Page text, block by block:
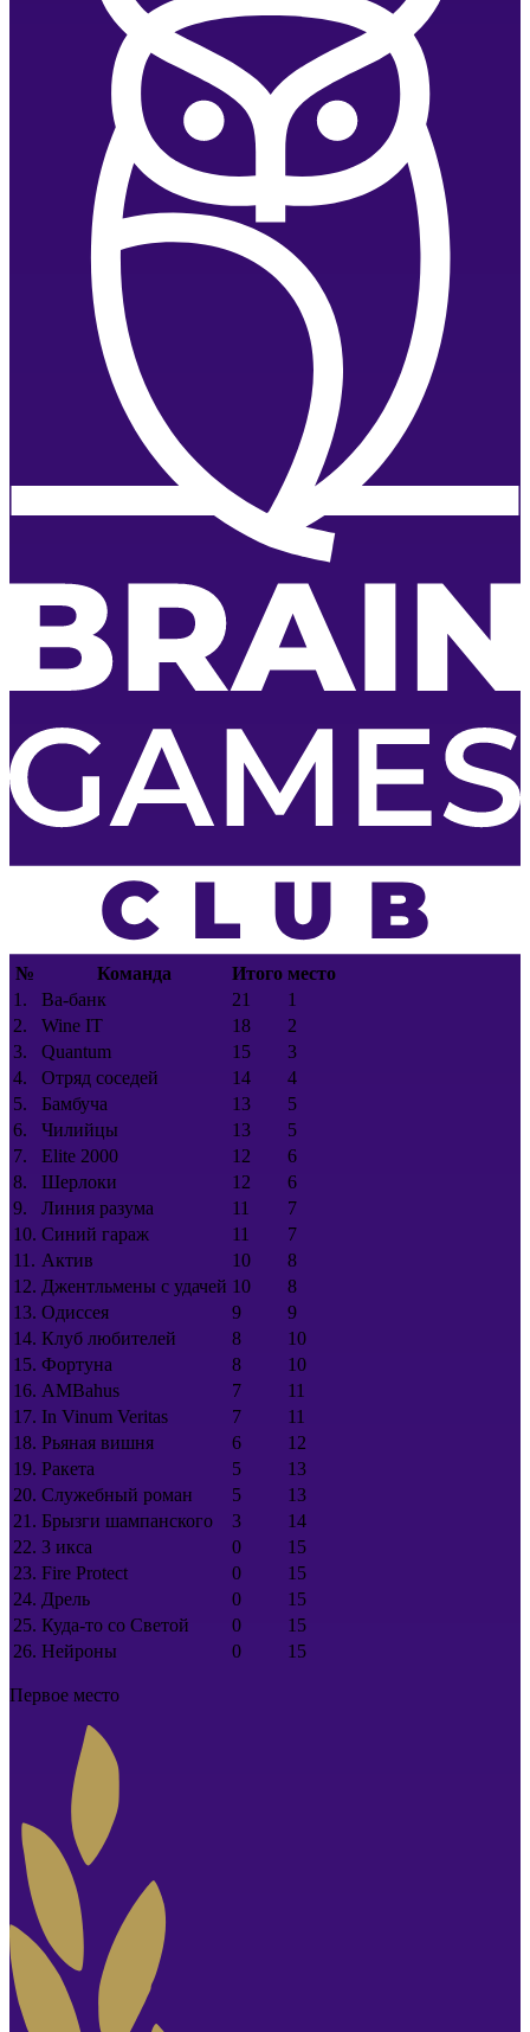
№ Команда Итого место
1.
Ва-банк 21
1
2.
Wine IT 18
2
3.
Quantum 15
3
4.
Отряд соседей 14
4
5.
Бамбуча 13
5
6.
Чилийцы 13
5
7.
Elite 2000 12
6
8.
Шерлоки 12
6
9.
Линия разума 11
7
10. Синий гараж 11
7
11. Актив 10
8
12. Джентльмены с удачей 10
8
13. Одиссея 9
9
14. Клуб любителей 8
10
15. Фортуна 8
10
16. AMBahus 7
11
17. In Vinum Veritas 7
11
18. Рьяная вишня 6
12
19. Ракета 5
13
20. Служебный роман 5
13
21. Брызги шампанского 3
14
22. 3 икса 0
15
23. Fire Protect 0
15
24. Дрель 0
15
25. Куда-то со Светой 0
15
26. Нейроны 0 15
Первое место